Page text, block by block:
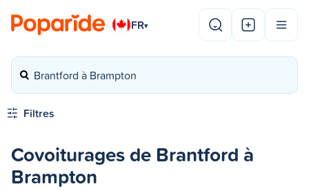
FR▾
Brantford à Brampton
Filtres
Covoiturages de Brantford à
Brampton